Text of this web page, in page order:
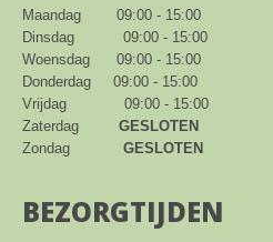
Maandag        09:00 - 15:00
Dinsdag           09:00 - 15:00
Woensdag      09:00 - 15:00
Donderdag     09:00 - 15:00
Vrijdag             09:00 - 15:00
Zaterdag GESLOTEN
Zondag GESLOTEN
BEZORGTIJDEN